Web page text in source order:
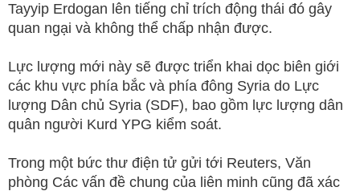
Tayyip Erdogan lên tiếng chỉ trích động thái đó gây
quan ngại và không thể chấp nhận được.
Lực lượng mới này sẽ được triển khai dọc biên giới
các khu vực phía bắc và phía đông Syria do Lực
lượng Dân chủ Syria (SDF), bao gồm lực lượng dân
quân người Kurd YPG kiểm soát.
Trong một bức thư điện tử gửi tới Reuters, Văn
phòng Các vấn đề chung của liên minh cũng đã xác